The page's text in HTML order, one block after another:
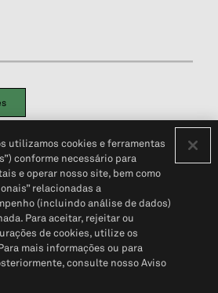
de privacidade do cliente (em inglês)
Pessoais© 2026 S&P Global
utilizamos cookies e ferramentas
conforme necessário para
e operar nosso site, bem como
relacionadas a
(incluindo análise de dados)
Para aceitar, rejeitar ou
de cookies, utilize os
mais informações ou para
consulte nosso Aviso